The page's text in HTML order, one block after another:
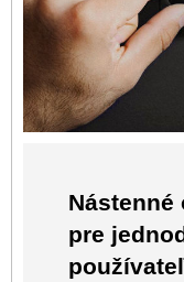
Nástenné
pre